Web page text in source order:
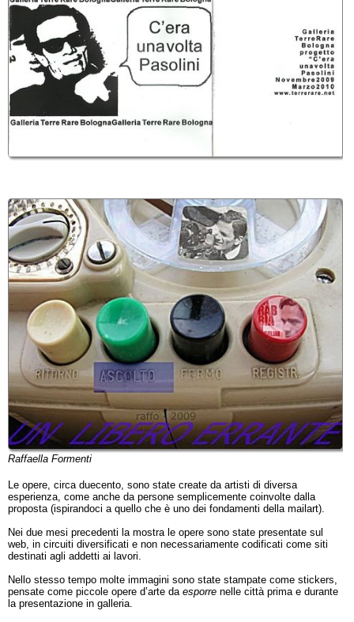
Raffaella Formenti
Le opere, circa duecento, sono state create da artisti di diversa
esperienza, come anche da persone semplicemente coinvolte dalla
proposta (ispirandoci a quello che è uno dei fondamenti della mailart).
Nei due mesi precedenti la mostra le opere sono state presentate sul
web, in circuiti diversificati e non necessariamente codificati come siti
destinati agli addetti ai lavori.
Nello stesso tempo molte immagini sono state stampate come stickers,
pensate come piccole opere d’arte da esporre nelle città prima e durante
la presentazione in galleria.